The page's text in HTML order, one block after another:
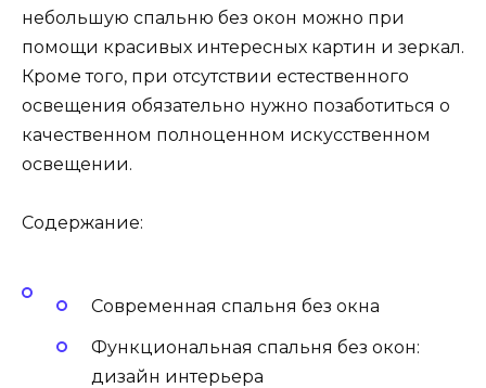
небольшую спальню без окон можно при
помощи красивых интересных картин и зеркал.
Кроме того, при отсутствии естественного
освещения обязательно нужно позаботиться о
качественном полноценном искусственном
освещении.
Содержание:
Современная спальня без окна
Функциональная спальня без окон:
дизайн интерьера